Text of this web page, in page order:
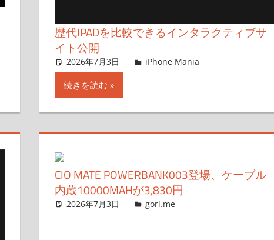
歴代IPADを比較できるインタラクティブサ
イト公開
2026年7月3日 lexi
iPhone Mania
続きを読む
CIO MATE POWERBANK003登場、ケーブル
内蔵10000MAHが3,830円
2026年7月3日 g.O.R.i
gori.me